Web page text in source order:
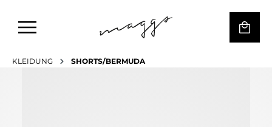
KLEIDUNG SHORTS/BERMUDA